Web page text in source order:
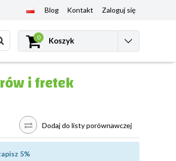
Blog Kontakt Zaloguj się
0 Koszyk
i fretek
Dodaj do listy porównawczej
5%